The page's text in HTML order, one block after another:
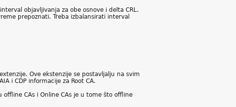
objavljivanja za obe osnove i delta CRL.
prepoznati. Treba izbalansirati interval
Ove ekstenzije se postavljalju na svim
i CDP informacije za Root CA.
offline CAs i Online CAs je u tome što offline